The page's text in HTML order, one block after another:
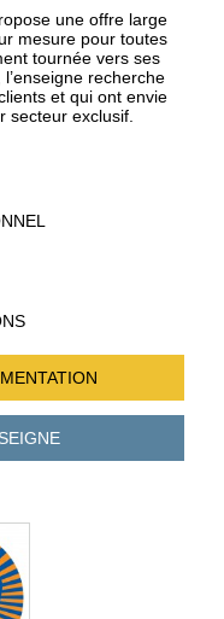
une offre large
mesure pour toutes
tournée vers ses
recherche
et qui ont envie
secteur exclusif.